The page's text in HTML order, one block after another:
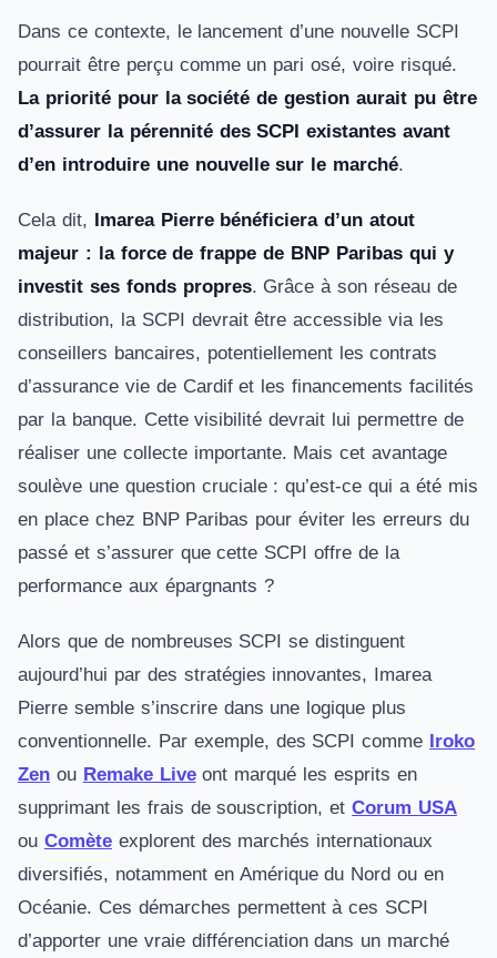
Dans ce contexte, le lancement d’une nouvelle SCPI
pourrait être perçu comme un pari osé, voire risqué.
La priorité pour la société de gestion aurait pu être
d’assurer la pérennité des SCPI existantes avant
d’en introduire une nouvelle sur le marché.
Cela dit, Imarea Pierre bénéficiera d’un atout
majeur : la force de frappe de BNP Paribas qui y
investit ses fonds propres. Grâce à son réseau de
distribution, la SCPI devrait être accessible via les
conseillers bancaires, potentiellement les contrats
d’assurance vie de Cardif et les financements facilités
par la banque. Cette visibilité devrait lui permettre de
réaliser une collecte importante. Mais cet avantage
soulève une question cruciale : qu’est-ce qui a été mis
en place chez BNP Paribas pour éviter les erreurs du
passé et s’assurer que cette SCPI offre de la
performance aux épargnants ?
Alors que de nombreuses SCPI se distinguent
aujourd’hui par des stratégies innovantes, Imarea
Pierre semble s’inscrire dans une logique plus
conventionnelle. Par exemple, des SCPI comme Iroko
Zen ou Remake Liveont marqué les esprits en
supprimant les frais de souscription, etCorum USA
ou Comèteexplorent des marchés internationaux
diversifiés, notamment en Amérique du Nord ou en
Océanie. Ces démarches permettent à ces SCPI
d’apporter une vraie différenciation dans un marché